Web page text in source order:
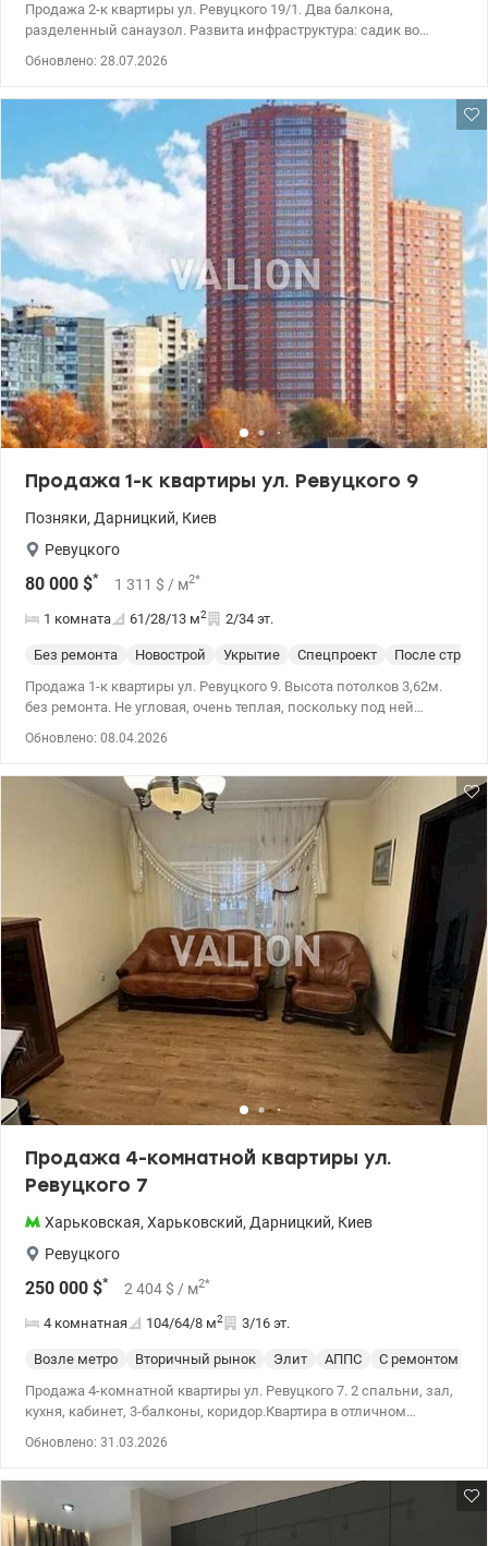
Продажа 2-к квартиры ул. Ревуцкого 19/1. Два балкона,
разделенный санаузол. Развита инфраструктура: садик во
Обновлено: 28.07.2026
Продажа 1-к квартиры ул. Ревуцкого 9
Позняки, Дарницкий, Киев
Ревуцкого
80 000 $* 1 311 $ / м2*
1 комната 61/28/13 м2 2/34 эт.
Без ремонта Новострой Укрытие Спецпроект
После
Продажа 1-к квартиры ул. Ревуцкого 9. Высота потолков 3,62м.
без ремонта. Не угловая, очень теплая, поскольку под ней
территорию с детской и спортивной площадкой. Есть
подземный паркинг на минус первом и втором уровнях. В доме
при отключениях света работает генератор на теплоснабжение,
централизованную воду и интернет. Локация удобна для
проживания. Рядом школа, детский сад, магазины и вся
необходимая инфраструктура. 044 200 10 80 valion.ua/1145693
Обновлено: 08.04.2026
Продажа 4-комнатной квартиры ул.
Ревуцкого 7
Харьковская, Харьковский, Дарницкий, Киев
Ревуцкого
250 000 $* 2 404 $ / м2*
4 комнатная 104/64/8 м2 3/16 эт.
Возле метро Вторичный рынок Элит АППС
С ремонтом
Продажа 4-комнатной квартиры ул. Ревуцкого 7. 2 спальни, зал,
кухня, кабинет, 3-балконы, коридор.Квартира в отличном
в итальянской плитке. Кухня из массива дерева производитель
Италия. В квартире 3-кондиционера, сигнализация, сейф+вся
техника для комфортного жилья. У дома большое озеро+пляж
Обновлено: 31.03.2026